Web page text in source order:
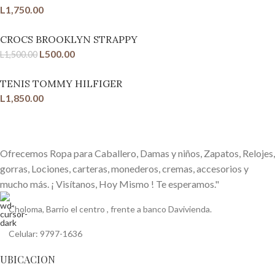
L1,750.00
CROCS BROOKLYN STRAPPY
L1,500.00 L500.00
TENIS TOMMY HILFIGER
L1,850.00
Ofrecemos Ropa para Caballero, Damas y niños, Zapatos, Relojes,
gorras, Lociones, carteras, monederos, cremas, accesorios y
mucho más. ¡ Visítanos, Hoy Mismo ! Te esperamos."
Choloma, Barrio el centro , frente a banco Davivienda.
Celular: 9797-1636
UBICACION